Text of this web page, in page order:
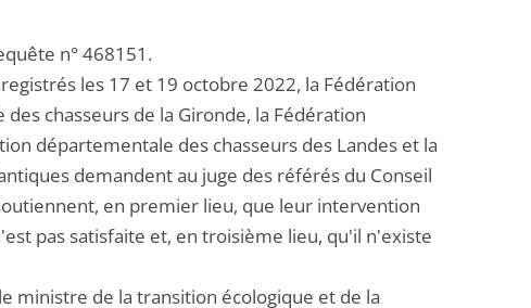
n° 468151.
les 17 et 19 octobre 2022, la Fédération
chasseurs de la Gironde, la Fédération
départementale des chasseurs des Landes et la
demandent au juge des référés du Conseil
en premier lieu, que leur intervention
pas satisfaite et, en troisième lieu, qu'il n'existe
ministre de la transition écologique et de la